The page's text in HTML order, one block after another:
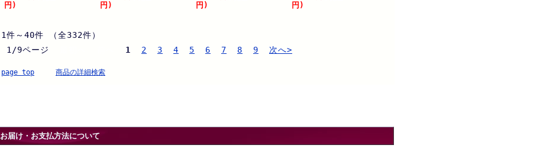
円) 円) 円) 円)
1件～40件 （全332件）
1/9ページ
1 2 3 4 5 6 7 8 9 次へ>
page top 商品の詳細検索
お届け・お支払方法について